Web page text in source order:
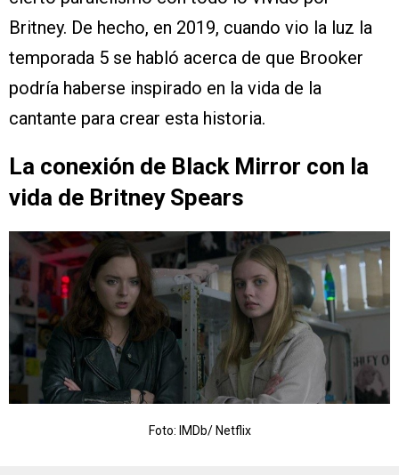
Britney. De hecho, en 2019, cuando vio la luz la
temporada 5 se habló acerca de que Brooker
podría haberse inspirado en la vida de la
cantante para crear esta historia.
La conexión de Black Mirror con la
vida de Britney Spears
Foto: IMDb/ Netflix